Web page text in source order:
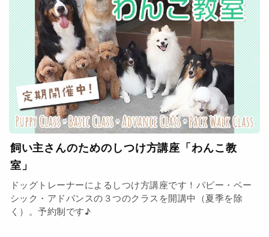
飼い主さんのためのしつけ方講座「わんこ教
室」
ドッグトレーナーによるしつけ方講座です！パピー・ベー
シック・アドバンスの３つのクラスを開講中（夏季を除
く）。予約制です♪